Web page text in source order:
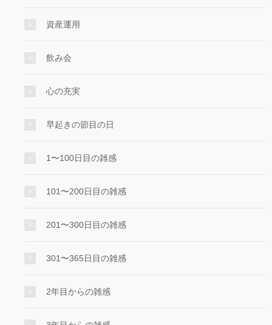
資産運用
飲み会
心の充実
早起きの節目の日
1〜100日目の雑感
101〜200日目の雑感
201〜300日目の雑感
301〜365日目の雑感
2年目からの雑感